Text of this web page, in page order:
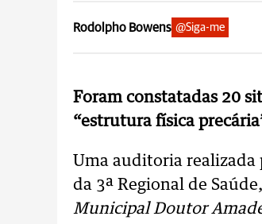
Rodolpho Bowens @Siga-me
Foram constatadas 20
“estrutura física
Uma auditoria realizada
da 3ª Regional de
Municipal Doutor